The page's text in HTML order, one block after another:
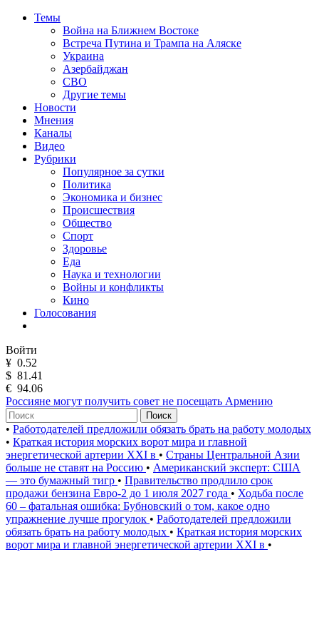
Темы
Война на Ближнем Востоке
Встреча Путина и Трампа на Аляске
Украина
Азербайджан
СВО
Другие темы
Новости
Мнения
Каналы
Видео
Рубрики
Популярное за сутки
Политика
Экономика и бизнес
Происшествия
Общество
Спорт
Здоровье
Еда
Наука и технологии
Войны и конфликты
Кино
Голосования
Войти
¥ 0.52
$ 81.41
€ 94.06
Россияне могут получить совет не посещать Армению
Поиск
• Работодателей предложили обязать брать на работу молодых
• Краткая история морских ворот мира и главной
энергетической артерии XXI в • Страны Центральной Азии
больше не ставят на Россию • Американский эксперт: США
— это бумажный тигр • Правительство продлило срок
продажи бензина Евро-2 до 1 июля 2027 года • Ходьба после
60 – фатальная ошибка: Бубновский о том, какое одно
упражнение лучше прогулок • Работодателей предложили
обязать брать на работу молодых • Краткая история морских
ворот мира и главной энергетической артерии XXI в •